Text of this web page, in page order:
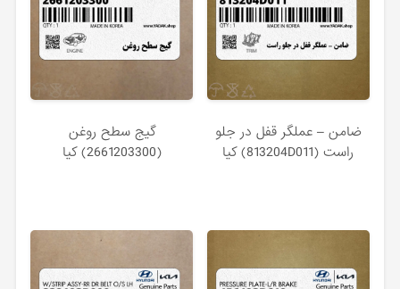
ضامن – عملگر قفل در جلو
راست (813204D011) کیا
گيج سطح روغن
(2661203300) کیا